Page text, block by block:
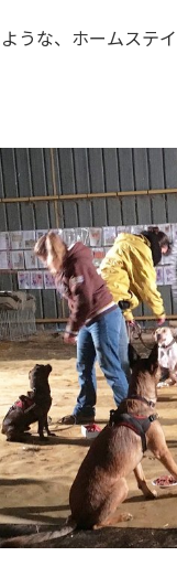
うな、ホームステ